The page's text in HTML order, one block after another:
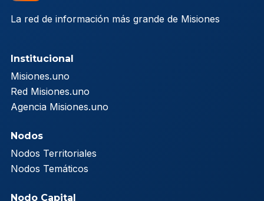
La red de información más grande de Misiones
Institucional
Misiones.uno
Red Misiones.uno
Agencia Misiones.uno
Nodos
Nodos Territoriales
Nodos Temáticos
Nodo Capital